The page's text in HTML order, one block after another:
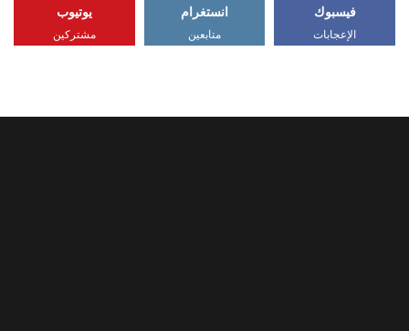
فيسبوك
الإعجابات
انستغرام
متابعين
يوتيوب
مشتركين